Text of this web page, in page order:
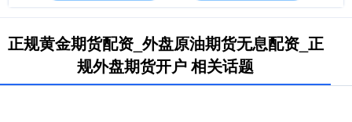
正规黄金期货配资_外盘原油期货无息配资_正
规外盘期货开户 相关话题